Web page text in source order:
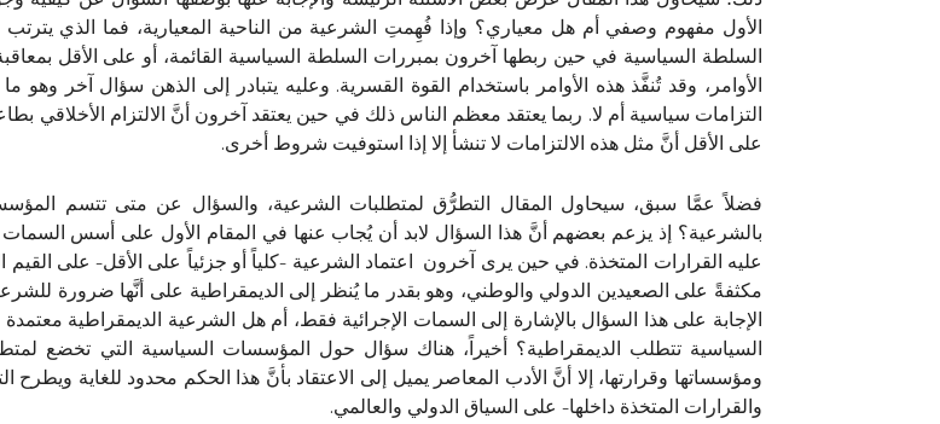
الأول مفهوم وصفي أم هل معياري؟ وإذا فُهِمتِ الشرعية من الناحية المعيارية، فما الذي
السلطة السياسية في حين ربطها آخرون بمبررات السلطة السياسية القائمة، أو على الأقل
الأوامر، وقد تُنفَّذ هذه الأوامر باستخدام القوة القسرية. وعليه يتبادر إلى الذهن سؤال آخر
التزامات سياسية أم لا. ربما يعتقد معظم الناس ذلك في حين يعتقد آخرون أنَّ الالتزام
على الأقل أنَّ مثل هذه الالتزامات لا تنشأ إلا إذا استوفيت شروط أخرى.
فضلاً عمَّا سبق، سيحاول المقال التطرُّق لمتطلبات الشرعية، والسؤال عن متى تتسم
بالشرعية؟ إذ يزعم بعضهم أنَّ هذا السؤال لابد أن يُجاب عنها في المقام الأول على أسس
عليه القرارات المتخذة. في حين يرى آخرون اعتماد الشرعية -كلياً أو جزئياً على الأقل- على
مكثفةً على الصعيدين الدولي والوطني، وهو بقدر ما يُنظر إلى الديمقراطية على أنَّها ضرورة
الإجابة على هذا السؤال بالإشارة إلى السمات الإجرائية فقط، أم هل الشرعية الديمقراطية
السياسية تتطلب الديمقراطية؟ أخيراً، هناك سؤال حول المؤسسات السياسية التي تخضع
ومؤسساتها وقرارتها، إلا أنَّ الأدب المعاصر يميل إلى الاعتقاد بأنَّ هذا الحكم محدود للغاية
والقرارات المتخذة داخلها- على السياق الدولي والعالمي.